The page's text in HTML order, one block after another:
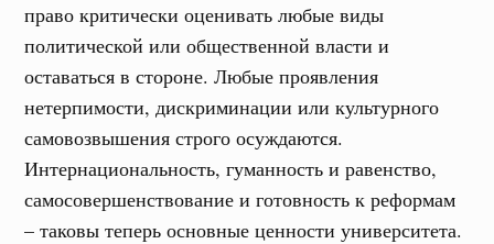
право критически оценивать любые виды
политической или общественной власти и
оставаться в стороне. Любые проявления
нетерпимости, дискриминации или культурного
самовозвышения строго осуждаются.
Интернациональность, гуманность и равенство,
самосовершенствование и готовность к реформам
– таковы теперь основные ценности университета.